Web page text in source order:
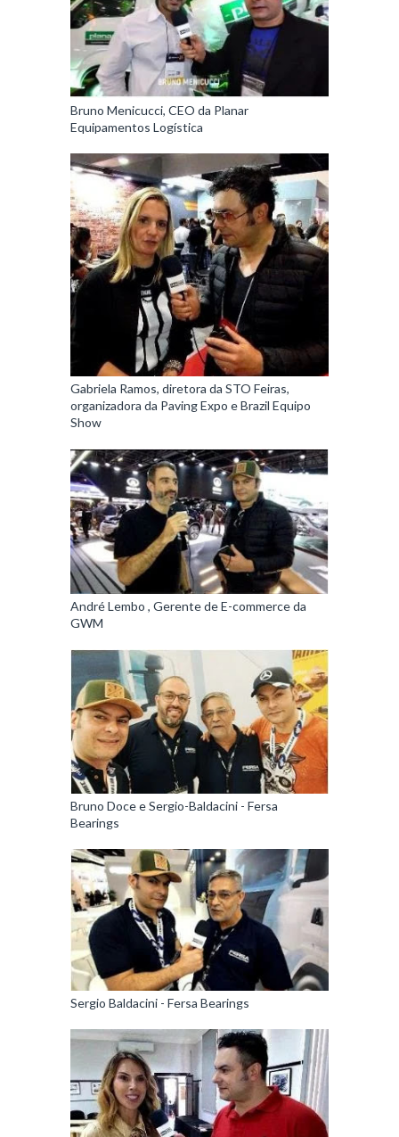
Bruno Menicucci, CEO da Planar
Equipamentos Logística
Gabriela Ramos, diretora da STO Feiras,
organizadora da Paving Expo e Brazil Equipo
Show
André Lembo , Gerente de E-commerce da
GWM
Bruno Doce e Sergio-Baldacini - Fersa
Bearings
Sergio Baldacini - Fersa Bearings